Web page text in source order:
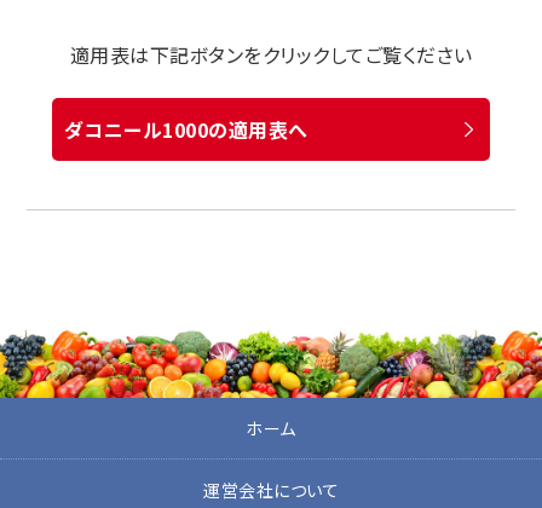
適用表は下記ボタンをクリックしてご覧ください
ダコニール1000の適用表へ
ホーム
運営会社について